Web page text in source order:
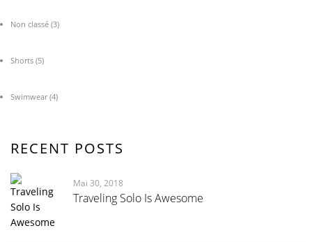
Non classé (3)
Shorts (5)
Swimwear(4)
RECENT POSTS
Mai 30, 2018
Traveling Solo Is Awesome